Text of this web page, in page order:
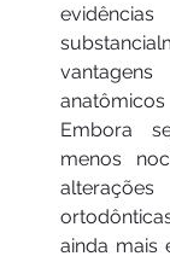
Embora
menos
alterações
ainda mais